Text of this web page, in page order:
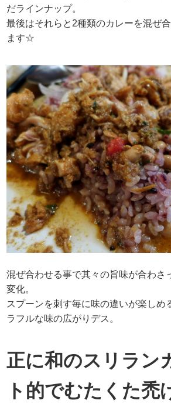
だラインナップ。
最後はそれらと2種類のカレーを混ぜ
ます☆
混ぜ合わせる事で其々の旨味が合わさ
変化。
スプーンを刺す毎に味の違いが楽しめ
ラフルな味の広がりデス。
正に和のスリラン
ト的でむたくた禿